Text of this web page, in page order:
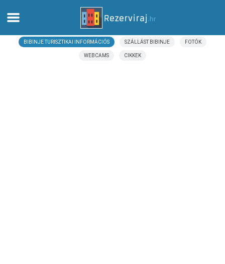
OtthonBIBINJE TURISZTIKAI INFORMÁCIÓS SZÁLLÁST BIBINJE FOTÓK
WEBCAMS CIKKEK